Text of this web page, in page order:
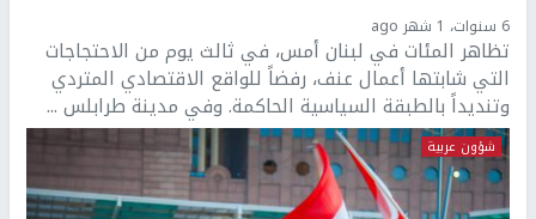
6 سنوات، 1 شهر ago
تظاهر المئات في لبنان أمس، في ثالث يوم من الاحتجاجات
التي شابتها أعمال عنف، رفضاً للواقع الاقتصادي المتردي
وتنديداً بالطبقة السياسية الحاكمة. وفي مدينة طرابلس ...
شؤون عربية